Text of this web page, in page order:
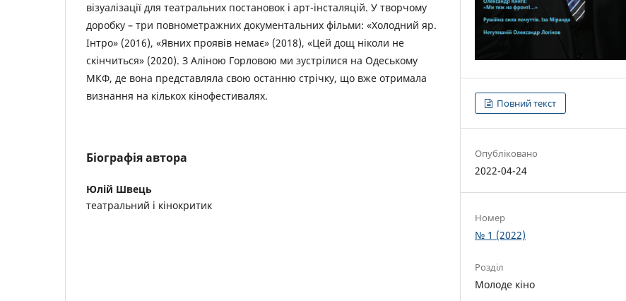
візуалізації для театральних постановок і арт-інсталяцій. У творчому
доробку – три повнометражних документальних фільми: «Холодний яр.
Інтро» (2016), «Явних проявів немає» (2018), «Цей дощ ніколи не
скінчиться» (2020). З Аліною Горловою ми зустрілися на Одеському
МКФ, де вона представляла свою останню стрічку, що вже отримала
визнання на кількох кінофестивалях.
Біографія автора
Юлій Швець
театральний і кінокритик
Повний текст
Опубліковано
2022-04-24
Номер
№ 1 (2022)
Розділ
Молоде кіно